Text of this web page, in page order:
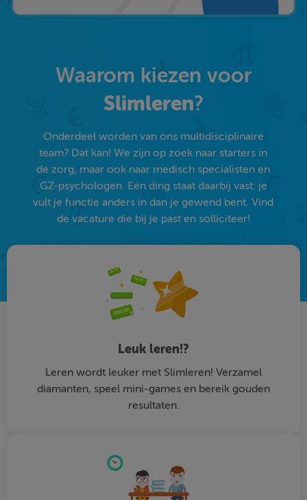
Waarom kiezen voor
Slimleren?
Onderdeel worden van ons multidisciplinaire
team? Dat kan! We zijn op zoek naar starters in
de zorg, maar ook naar medisch specialisten en
GZ-psychologen. Eén ding staat daarbij vast: je
vult je functie anders in dan je gewend bent. Vind
de vacature die bij je past en solliciteer!
Leuk leren!?
Leren wordt leuker met Slimleren! Verzamel
diamanten, speel mini-games en bereik gouden
resultaten.